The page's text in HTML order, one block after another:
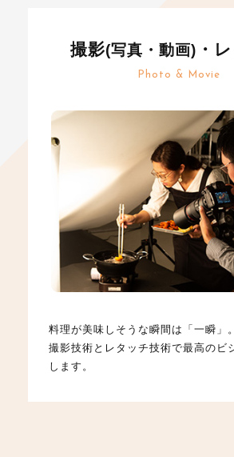
撮影(写真・動画) ・
Photo & Movie
料理が美味しそうな瞬間は「一瞬」
撮影技術とレタッチ技術で最高のビ
します。